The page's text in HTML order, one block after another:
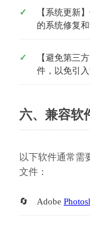
【系统更新
的系统修复
【避免第三
件，以免引
六、兼容软
以下软件通常需
文件：
Adobe